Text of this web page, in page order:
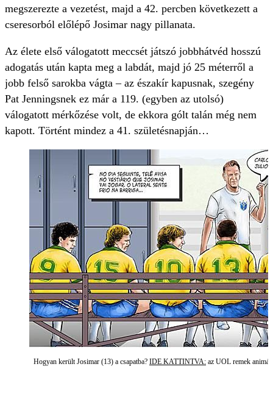
megszerezte a vezetést, majd a 42. percben következett a
cseresorból előlépő Josimar nagy pillanata.
Az élete első válogatott meccsét játszó jobbhátvéd hosszú
adogatás után kapta meg a labdát, majd jó 25 méterről a
jobb felső sarokba vágta – az északír kapusnak, szegény
Pat Jenningsnek ez már a 119. (egyben az utolsó)
válogatott mérkőzése volt, de ekkora gólt talán még nem
kapott. Történt mindez a 41. születésnapján…
Hogyan került Josimar (13) a csapatba? IDE KATTINTVA: az UOL remek